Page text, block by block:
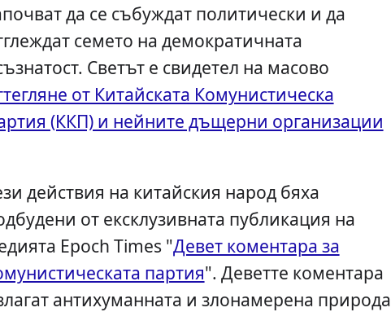
да се събуждат политически и да
семето на демократичната
Светът е свидетел на масово
от Китайската Комунистическа
(ККП) и нейните дъщерни организации
действия на китайския народ бяха
от ексклузивната публикация на
Epoch Times "Девет коментара за
партия". Деветте коментара
антихуманната и злонамерена природа